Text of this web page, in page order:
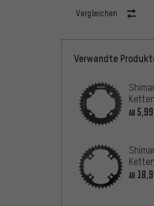
Vergleichen
Verwandte
FC-
AB
FC-
AB